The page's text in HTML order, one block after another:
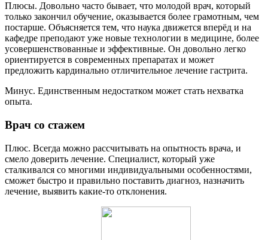
Плюсы. Довольно часто бывает, что молодой врач, который
только закончил обучение, оказывается более грамотным, чем
постарше. Объясняется тем, что наука движется вперёд и на
кафедре преподают уже новые технологии в медицине, более
усовершенствованные и эффективные. Он довольно легко
ориентируется в современных препаратах и может
предложить кардинально отличительное лечение гастрита.
Минус. Единственным недостатком может стать нехватка
опыта.
Врач со стажем
Плюс. Всегда можно рассчитывать на опытность врача, и
смело доверить лечение. Специалист, который уже
сталкивался со многими индивидуальными особенностями,
сможет быстро и правильно поставить диагноз, назначить
лечение, выявить какие-то отклонения.